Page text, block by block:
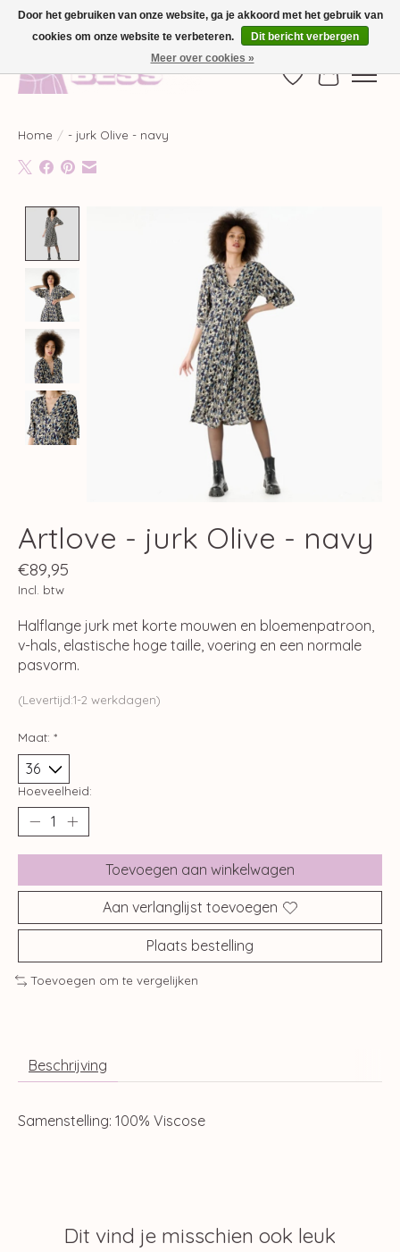
GRATIS VERZENDING VANAF €100,-
Verlanglijst
Home / - jurk Olive - navy
Product image slideshow Items
Artlove - jurk Olive - navy
€89,95
Incl. btw
Halflange jurk met korte mouwen en bloemenpatroon,
v-hals, elastische hoge taille, voering en een normale
pasvorm.
(Levertijd:1-2 werkdagen)
Maat: *
Hoeveelheid:
Toevoegen aan winkelwagen
Aan verlanglijst toevoegen
Plaats bestelling
Toevoegen om te vergelijken
Beschrijving
Samenstelling: 100% Viscose
Dit vind je misschien ook leuk
Door het gebruiken van onze website, ga je akkoord met het gebruik van
cookies om onze website te verbeteren.
Dit bericht verbergen
Meer over cookies »